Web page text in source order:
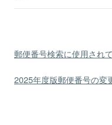
郵便番号検索に使用され
2025年度版郵便番号の変